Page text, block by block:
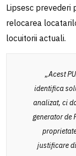
Lipsesc prevederi
relocarea
locuitorii actuali.
„Acest
identifica
analizat, ci
generator de
justificare